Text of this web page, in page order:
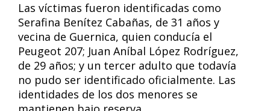
Las víctimas fueron identificadas como
Serafina Benítez Cabañas, de 31 años y
vecina de Guernica, quien conducía el
Peugeot 207; Juan Aníbal López Rodríguez,
de 29 años; y un tercer adulto que todavía
no pudo ser identificado oficialmente. Las
identidades de los dos menores se